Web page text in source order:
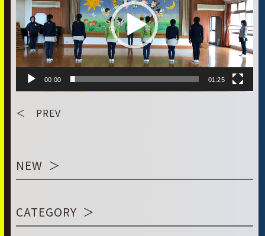
レ
ー
ヤ
ー
00:00 01:25
＜ PREV
NEW
CATEGORY